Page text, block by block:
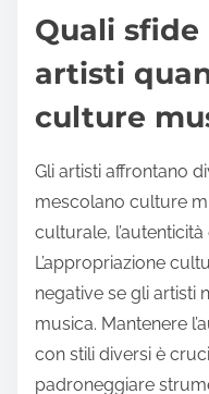
migliorando la
performance
e la comprensione,
attraverso